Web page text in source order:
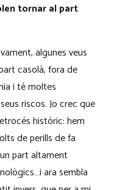
tornar al part
algunes veus
casolà, fora de
i té moltes
riscos. Jo crec que
històric: hem
de perills de fa
part altament
ara sembla